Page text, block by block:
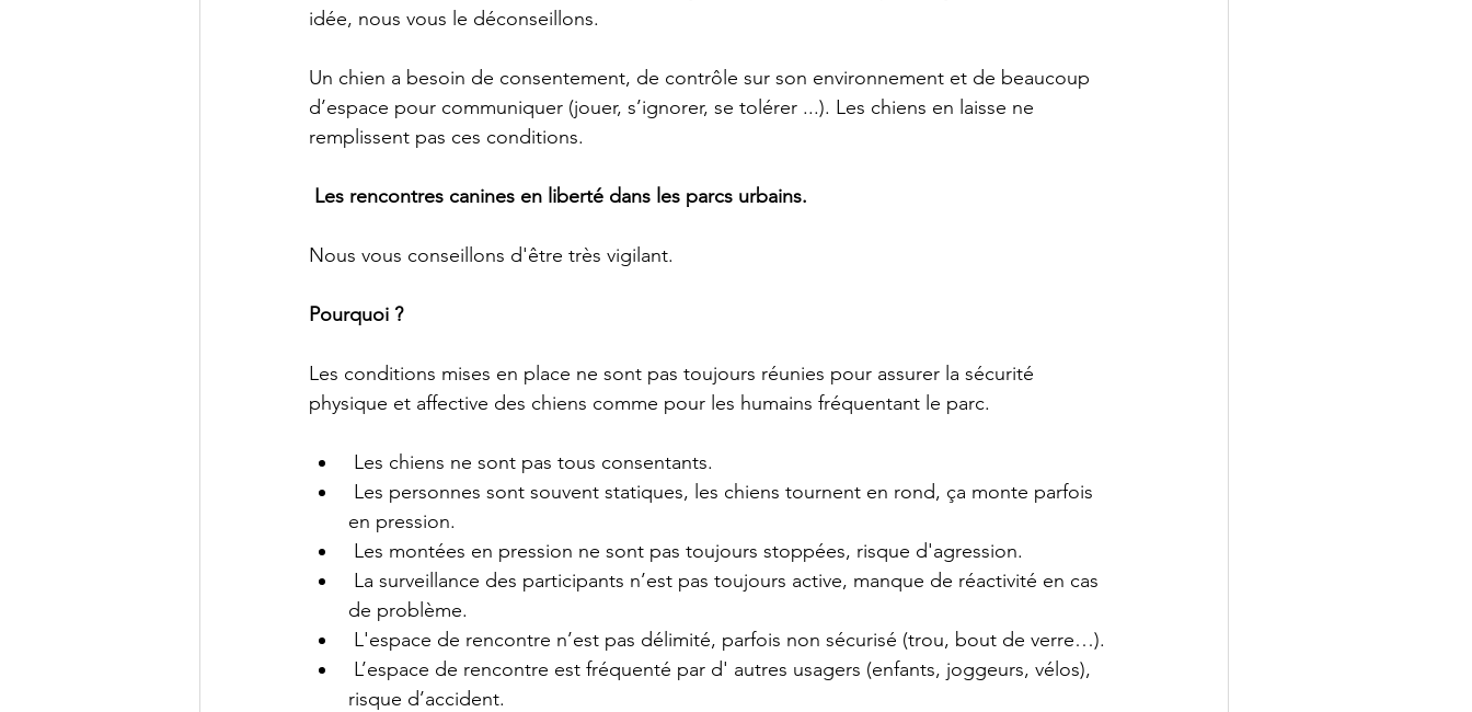
idée, nous vous le déconseillons.
Un chien a besoin de consentement, de contrôle sur son environnement et de beaucoup
d’espace pour communiquer (jouer, s’ignorer, se tolérer ...). Les chiens en laisse ne
remplissent pas ces conditions.
Les rencontres canines en liberté dans les parcs urbains.
Nous vous conseillons d'être très vigilant.
Pourquoi ?
Les conditions mises en place ne sont pas toujours réunies pour assurer la sécurité
physique et affective des chiens comme pour les humains fréquentant le parc.
Les chiens ne sont pas tous consentants.
Les personnes sont souvent statiques, les chiens tournent en rond, ça monte parfois
en pression.
Les montées en pression ne sont pas toujours stoppées, risque d'agression.
La surveillance des participants n’est pas toujours active, manque de réactivité en cas
de problème.
L'espace de rencontre n’est pas délimité, parfois non sécurisé (trou, bout de verre…).
L’espace de rencontre est fréquenté par d' autres usagers (enfants, joggeurs, vélos),
risque d’accident.